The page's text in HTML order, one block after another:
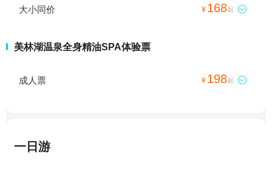
大小同价 ¥ 168起 
美林湖温泉全身精油SPA体验票
成人票 ¥ 198起 
一日游